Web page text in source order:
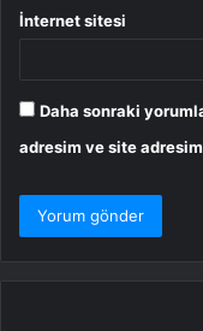
İnternet sitesi
Daha sonraki
adresim ve site